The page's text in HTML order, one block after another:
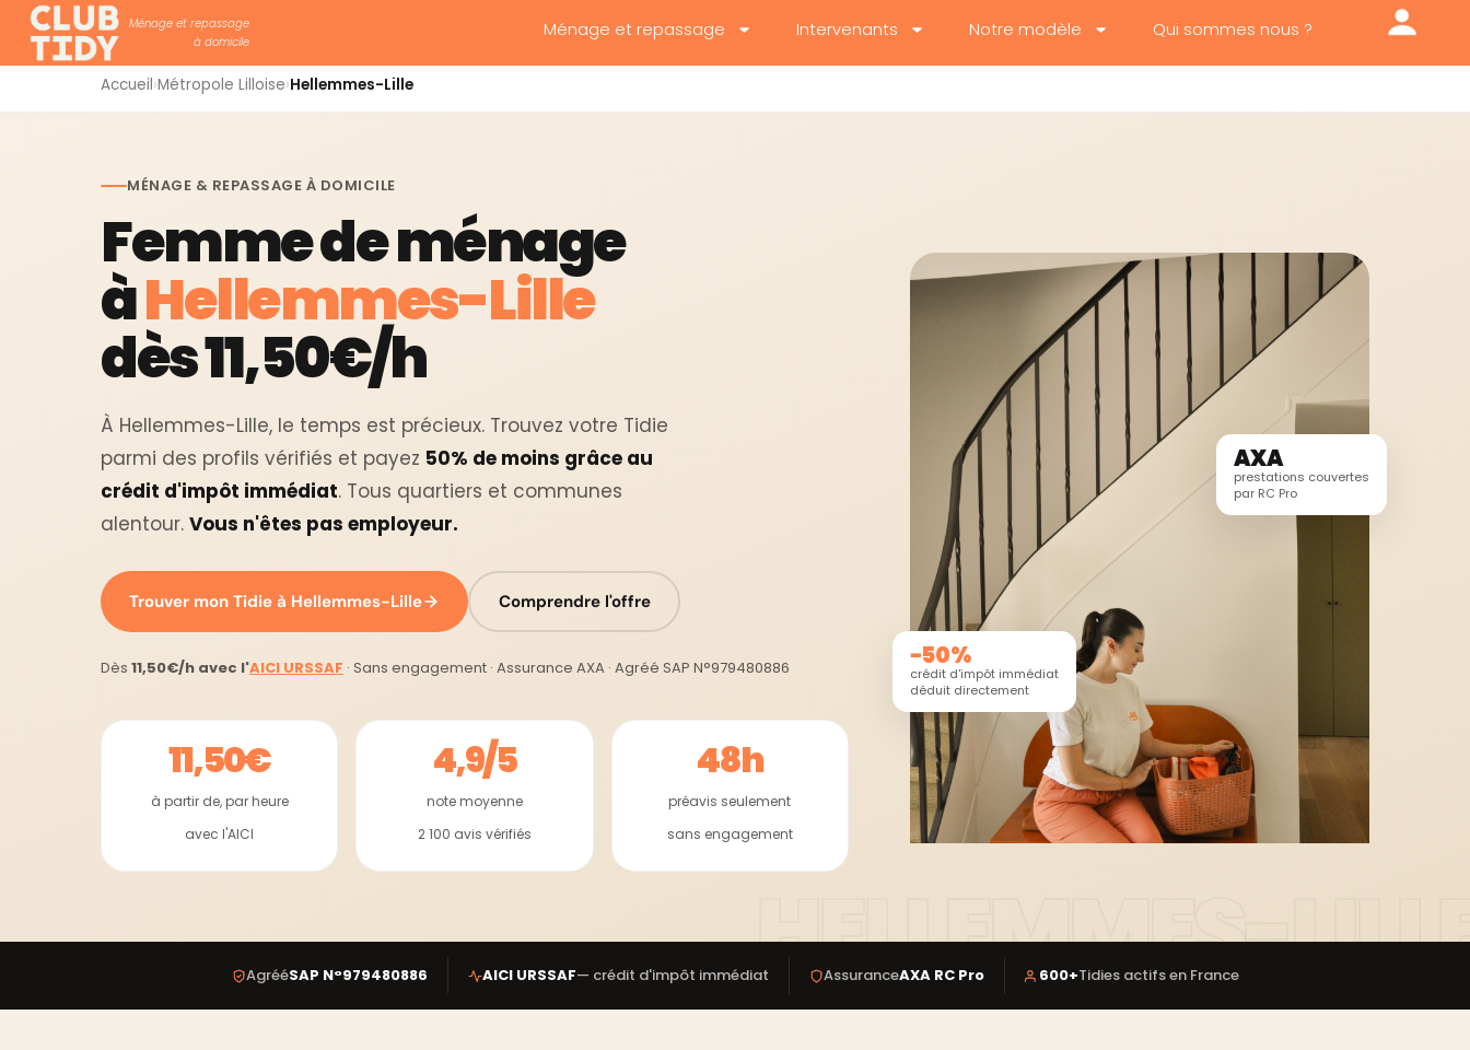
Ménage et repassage
à domicile
Ménage et repassage Intervenants Notre modèle Qui sommes nous ?
Accueil
Ménage et repassage
Accueil›Métropole Lilloise›Hellemmes-Lille
MÉNAGE & REPASSAGE À DOMICILE
Femme de ménage
àHellemmes-Lille
dès 11,50€/h
À Hellemmes-Lille, le temps est précieux. Trouvez votre Tidie
parmi des profils vérifiés et payez 50% de moins grâce au
crédit d'impôt immédiat. Tous quartiers et communes
alentour. Vous n'êtes pas employeur.
Trouver mon Tidie à Hellemmes-Lille Comprendre l'offre
Dès 11,50€/h avec l'AICI URSSAF · Sans engagement · Assurance AXA · Agréé SAP N°979480886
11,50€
à partir de, par heure
avec l'AICI
4,9/5
note moyenne
2 100 avis vérifiés
48h
préavis seulement
sans engagement
−50%
crédit d'impôt immédiat
déduit directement
AXA
prestations couvertes
par RC Pro
AgrééSAP N°979480886 AICI URSSAF— crédit d'impôt immédiat AssuranceAXA RC Pro 600+Tidies actifs en France